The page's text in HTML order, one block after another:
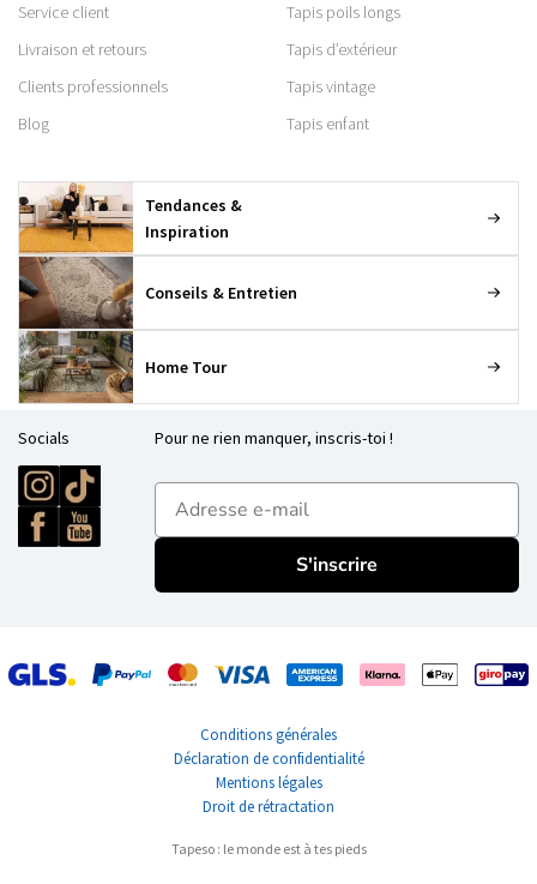
Service client
Livraison et retours
Clients professionnels
Blog
Tapis poils longs
Tapis d’extérieur
Tapis vintage
Tapis enfant
Tendances &
Inspiration
Conseils & Entretien
Home Tour
Socials Pour ne rien manquer, inscris-toi !
E-mailadres
S'inscrire
Conditions générales
Déclaration de confidentialité
Mentions légales
Droit de rétractation
Tapeso : le monde est à tes pieds